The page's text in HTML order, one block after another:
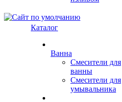
Каталог
Ванна
Смесители для
ванны
Смесители для
умывальника